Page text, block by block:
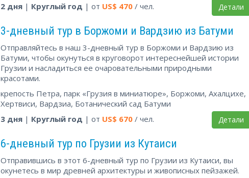
2 дня | Круглый год | от US$ 470 / чел. Детали
3-дневный тур в Боржоми и Вардзию из Батуми
Отправляйтесь в наш 3-дневный тур в Боржоми и Вардзию из
Батуми, чтобы окунуться в круговорот интереснейшей истории
Грузии и насладиться ее очаровательными природными
красотами.
крепость Петра, парк «Грузия в миниатюре», Боржоми, Ахалцихе,
Хертвиси, Вардзиа, Ботанический сад Батуми
3 дня | Круглый год | от US$ 670 / чел. Детали
6-дневный тур по Грузии из Кутаиси
Отправившись в этот 6-дневный тур по Грузии из Кутаиси, вы
окунетесь в мир древней архитектуры и живописных пейзажей.